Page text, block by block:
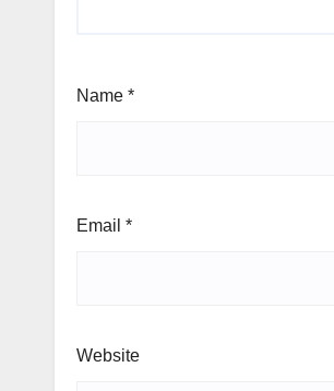
Name *
Email *
Website